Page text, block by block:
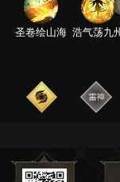
圣卷绘山海 浩气荡九
雷霆之怒 万伏雷迎
御星神诀 万象天陨
圣卷绘山海 浩气荡九
雷霆之怒 万伏雷迎
御星神诀 万象天陨
圣卷绘山海 浩气荡九
雷霆之怒 万伏雷迎
御星神诀 万象天陨